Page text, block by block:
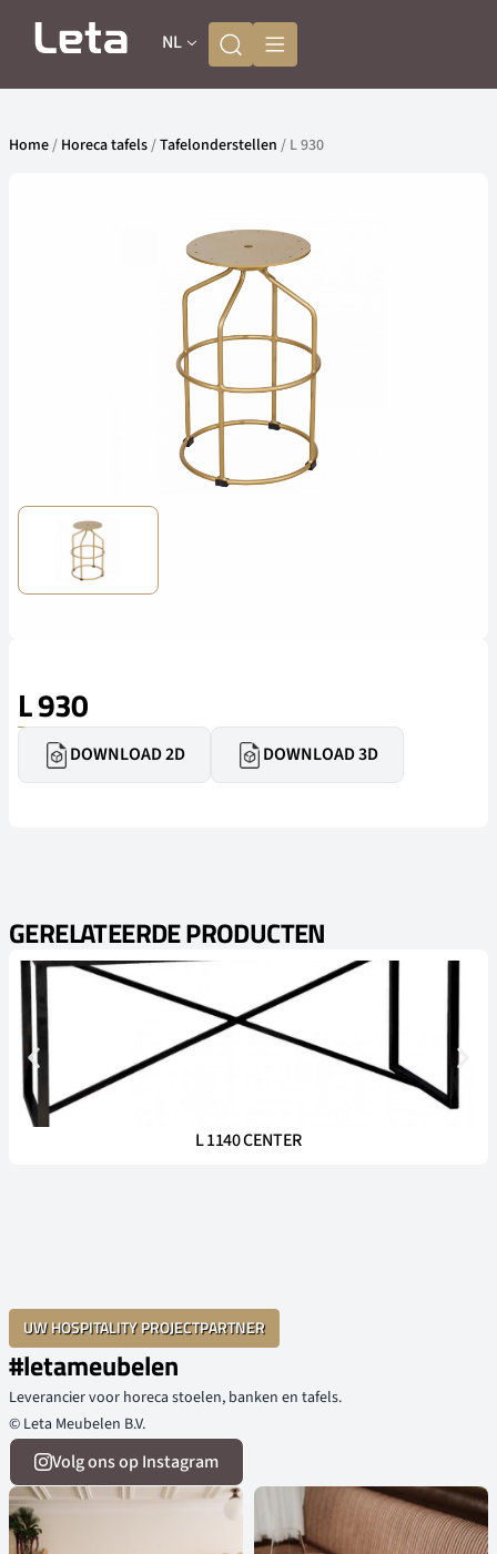
NL
Home/ Horeca tafels/Tafelonderstellen / L 930
L 930
DOWNLOAD 2D DOWNLOAD 3D
GERELATEERDE PRODUCTEN
L 1140 CENTER
UW HOSPITALITY PROJECTPARTNER
#letameubelen
Leverancier voor horeca stoelen, banken en tafels.
© Leta Meubelen B.V.
Volg ons op Instagram